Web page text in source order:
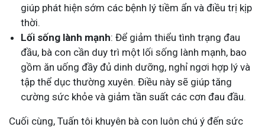
giúp phát hiện sớm các bệnh lý tiềm ẩn và điều trị kịp
thời.
Lối sống lành mạnh: Để giảm thiểu tình trạng đau
đầu, bà con cần duy trì một lối sống lành mạnh, bao
gồm ăn uống đầy đủ dinh dưỡng, nghỉ ngơi hợp lý và
tập thể dục thường xuyên. Điều này sẽ giúp tăng
cường sức khỏe và giảm tần suất các cơn đau đầu.
Cuối cùng, Tuấn tôi khuyên bà con luôn chú ý đến sức